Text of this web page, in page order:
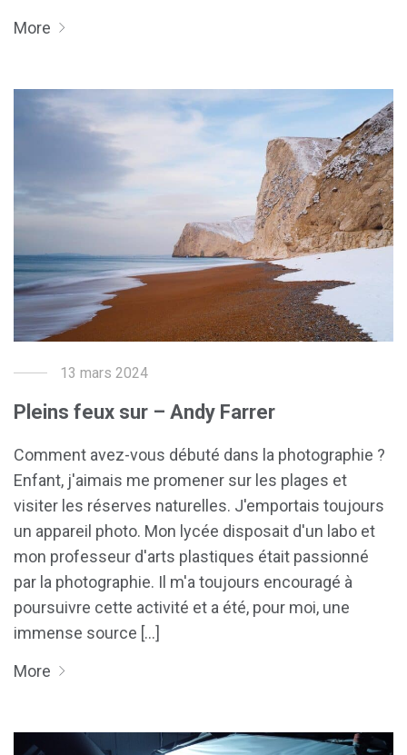
More
13 mars 2024
Pleins feux sur – Andy Farrer
Comment avez-vous débuté dans la photographie ?
Enfant, j'aimais me promener sur les plages et
visiter les réserves naturelles. J'emportais toujours
un appareil photo. Mon lycée disposait d'un labo et
mon professeur d'arts plastiques était passionné
par la photographie. Il m'a toujours encouragé à
poursuivre cette activité et a été, pour moi, une
immense source [...]
More